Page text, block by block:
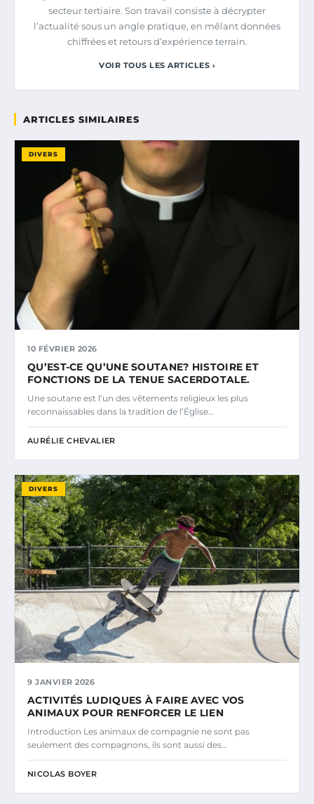
secteur tertiaire. Son travail consiste à décrypter
l’actualité sous un angle pratique, en mêlant données
chiffrées et retours d’expérience terrain.
VOIR TOUS LES ARTICLES ›
ARTICLES SIMILAIRES
DIVERS
10 FÉVRIER 2026
QU’EST-CE QU’UNE SOUTANE? HISTOIRE ET
FONCTIONS DE LA TENUE SACERDOTALE.
Une soutane est l’un des vêtements religieux les plus
reconnaissables dans la tradition de l’Église…
AURÉLIE CHEVALIER
DIVERS
9 JANVIER 2026
ACTIVITÉS LUDIQUES À FAIRE AVEC VOS
ANIMAUX POUR RENFORCER LE LIEN
Introduction Les animaux de compagnie ne sont pas
seulement des compagnons, ils sont aussi des…
NICOLAS BOYER